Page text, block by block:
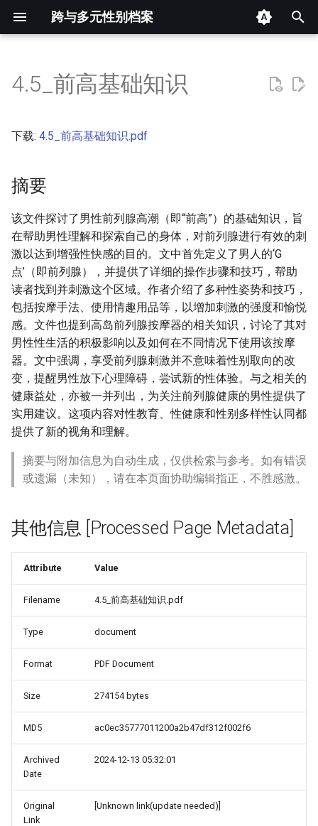
跨与多元性别档案
摘要
其他信息 [Processed Page
正文
4.5_前高基础知识
下载: 4.5_前高基础知识.pdf
摘要
该文件探讨了男性前列腺高潮（即“前高”）的基础知识，旨
在帮助男性理解和探索自己的身体，对前列腺进行有效的刺
激以达到增强性快感的目的。文中首先定义了男人的‘G
点’（即前列腺），并提供了详细的操作步骤和技巧，帮助
读者找到并刺激这个区域。作者介绍了多种性姿势和技巧，
包括按摩手法、使用情趣用品等，以增加刺激的强度和愉悦
感。文件也提到高岛前列腺按摩器的相关知识，讨论了其对
男性性生活的积极影响以及如何在不同情况下使用该按摩
器。文中强调，享受前列腺刺激并不意味着性别取向的改
变，提醒男性放下心理障碍，尝试新的性体验。与之相关的
健康益处，亦被一并列出，为关注前列腺健康的男性提供了
实用建议。这项内容对性教育、性健康和性别多样性认同都
提供了新的视角和理解。
摘要与附加信息为自动生成，仅供检索与参考。如有错误
或遗漏（未知），请在本页面协助编辑指正，不胜感激。
其他信息 [Processed Page Metadata]
Attribute Value
Filename 4.5_前高基础知识.pdf
Type document
Format PDF Document
Size 274154 bytes
MD5 ac0ec35777011200a2b47df312f002f6
Archived
Date
2024-12-13 05:32:01
Original
Link
[Unknown link(update needed)]